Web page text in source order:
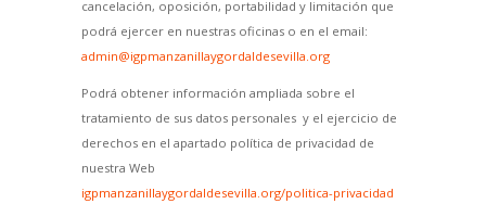
cancelación, oposición, portabilidad y limitación que
podrá ejercer en nuestras oficinas o en el email:
admin@igpmanzanillaygordaldesevilla.org
Podrá obtener información ampliada sobre el
tratamiento de sus datos personales y el ejercicio de
derechos en el apartado política de privacidad de
nuestra Web
igpmanzanillaygordaldesevilla.org/politica-privacidad